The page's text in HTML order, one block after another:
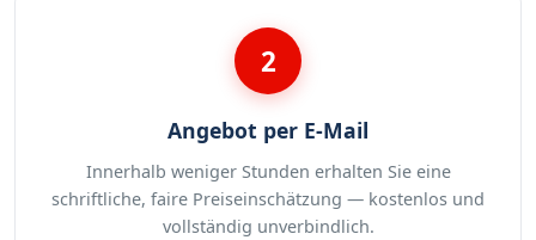
2
Angebot per E-Mail
Innerhalb weniger Stunden erhalten Sie eine
schriftliche, faire Preiseinschätzung — kostenlos und
vollständig unverbindlich.